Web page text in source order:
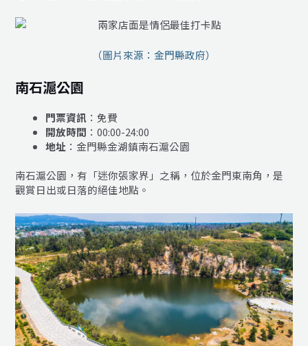
（圖片來源：金門縣政府）
南石滬公園
門票資訊 ：免費
開放時間 ：00:00-24:00
地址 ：金門縣金湖鎮南石滬公園
南石滬公園，有「迷你張家界」之稱，位於金門東南角，是
觀賞日出或日落的絕佳地點。